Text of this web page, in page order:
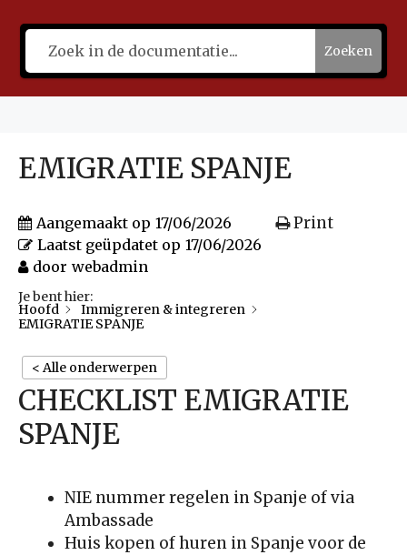
Zoeken
EMIGRATIE SPANJE
Aangemaakt op 17/06/2026
Laatst geüpdatet op 17/06/2026
door webadmin
Print
Je bent hier:
Hoofd
Immigreren & integreren
EMIGRATIE SPANJE
< Alle onderwerpen
CHECKLIST EMIGRATIE
SPANJE
NIE nummer regelen in Spanje of via
Ambassade
Huis kopen of huren in Spanje voor de